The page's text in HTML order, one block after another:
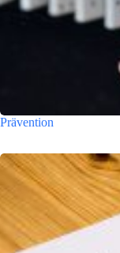
Prävention